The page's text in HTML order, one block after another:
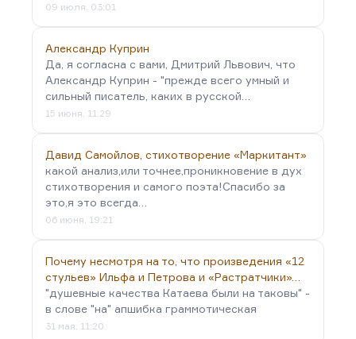
09 июля, 03:01
Александр Куприн
Да, я согласна с вами, Дмитрий Львович, что
Александр Куприн - "прежде всего умный и
сильный писатель, каких в русской…
15 июня, 11:29
Давид Самойлов, стихотворение «Маркитант»
какой анализ,или точнее,проникновение в дух
стихотворения и самого поэта!Спасибо за
это,я это всегда…
06 июня, 19:21
Почему несмотря на то, что произведения «12
стульев» Ильфа и Петрова и «Растратчики»…
"душевные качества Катаева были на таковы" -
в слове "на" апшибка граммотическая
31 мая, 11:20